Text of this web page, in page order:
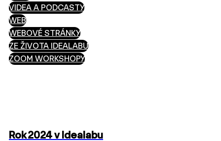
VIDEA A PODCASTY
WEB
WEBOVÉ STRÁNKY
ZE ŽIVOTA IDEALABU
ZOOM WORKSHOPY
Rok 2024 v Idealabu